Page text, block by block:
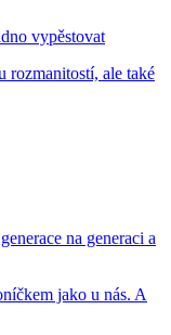
vypěstovat
rozmanitostí, ale také
na generaci a
jako u nás. A